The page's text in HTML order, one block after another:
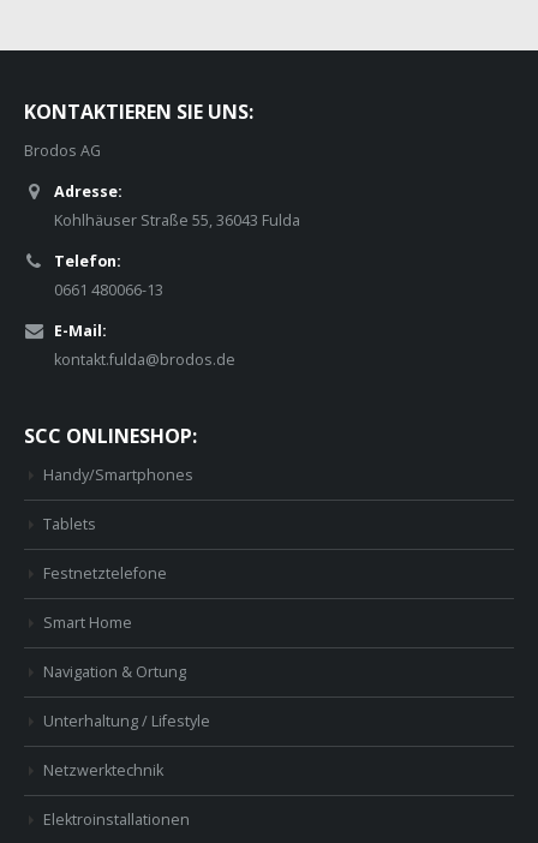
KONTAKTIEREN SIE UNS:
Brodos AG
Adresse:
Kohlhäuser Straße 55, 36043 Fulda
Telefon:
0661 480066-13
E-Mail:
kontakt.fulda@brodos.de
SCC ONLINESHOP:
Handy/Smartphones
Tablets
Festnetztelefone
Smart Home
Navigation & Ortung
Unterhaltung / Lifestyle
Netzwerktechnik
Elektroinstallationen